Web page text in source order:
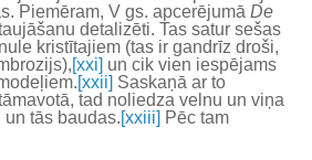
Piemēram, V gs. apcerējumā De
detalizēti. Tas satur sešas
kristītajiem (tas ir gandrīz droši,
[xxi] un cik vien iespējams
[xxii] Saskaņā ar to
tad noliedza velnu un viņa
tās baudas.[xxiii] Pēc tam